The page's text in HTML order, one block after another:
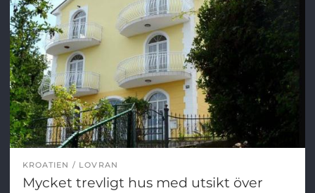
KROATIEN LOVRAN
Mycket trevligt hus med utsikt över